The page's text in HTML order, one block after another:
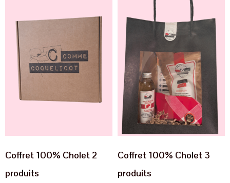
Coffret 100% Cholet 2
produits
Coffret 100% Cholet 3
produits